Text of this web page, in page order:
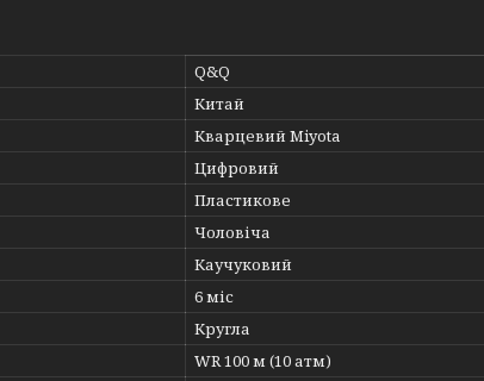
Q&Q
Китай
Кварцевий Miyota
Цифровий
Пластикове
Чоловіча
Каучуковий
6 міс
Кругла
WR 100 м (10 атм)